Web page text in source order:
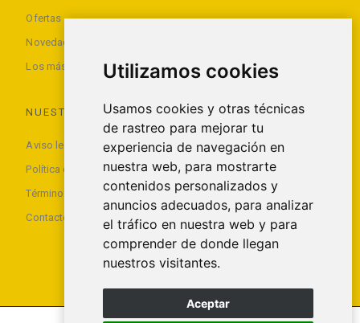
Utilizamos cookies
Usamos cookies y otras técnicas
de rastreo para mejorar tu
experiencia de navegación en
nuestra web, para mostrarte
contenidos personalizados y
anuncios adecuados, para analizar
el tráfico en nuestra web y para
comprender de donde llegan
nuestros visitantes.
Aceptar
Ofertas
Novedades
Los más vendidos
NUESTRA EMPRESA
Aviso legal
Política de privacidad
Términos y condiciones de uso
Contacte con nosotros